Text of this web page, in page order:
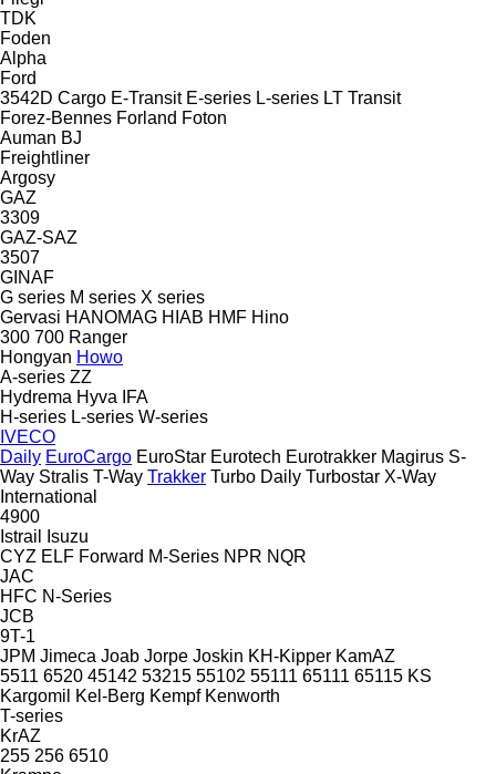
TDK
Foden
Alpha
Ford
3542D Cargo E-Transit E-series L-series LT Transit
Forez-Bennes Forland Foton
Auman BJ
Freightliner
Argosy
GAZ
3309
GAZ-SAZ
3507
GINAF
G series M series X series
Gervasi HANOMAG HIAB HMF Hino
300 700 Ranger
Hongyan Howo
A-series ZZ
Hydrema Hyva
IFA
H-series L-series W-series
IVECO
Daily EuroCargo EuroStar Eurotech Eurotrakker Magirus S-
Way Stralis T-Way Trakker Turbo Daily Turbostar X-Way
International
4900
Istrail
Isuzu
CYZ ELF Forward M-Series NPR NQR
JAC
HFC N-Series
JCB
9T-1
JPM Jimeca Joab Jorpe Joskin KH-Kipper KamAZ
5511 6520 45142 53215 55102 55111 65111 65115 KS
Kargomil
Kel-Berg Kempf Kenworth
T-series
KrAZ
255 256 6510